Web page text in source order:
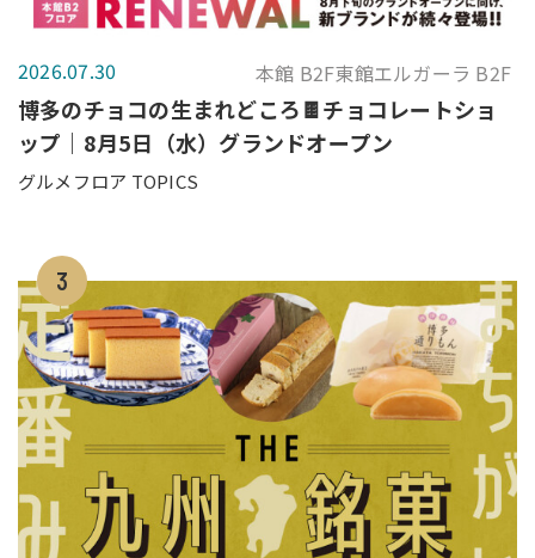
2026.07.30 本館 B2F東館エルガーラ B2F
博多のチョコの生まれどころ🍫チョコレートショ
ップ｜8月5日（水）グランドオープン
グルメフロア TOPICS
3